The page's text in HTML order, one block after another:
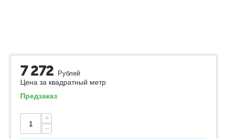
7 272 Рублей
Цена за квадратный метр
Предзаказ
+
−